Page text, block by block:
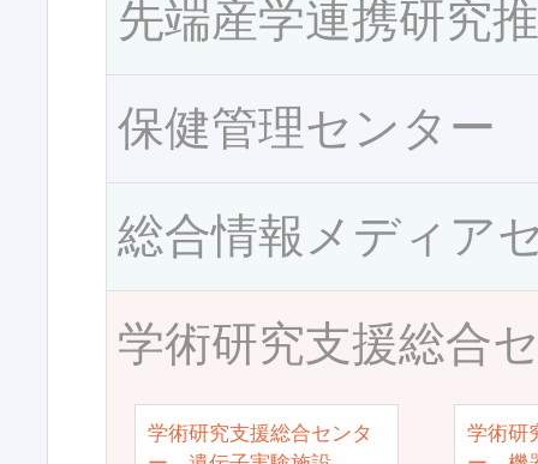
先端産学連携研究
保健管理センター
総合情報メディア
学術研究支援総合
学術研究支援総合センタ
学術研